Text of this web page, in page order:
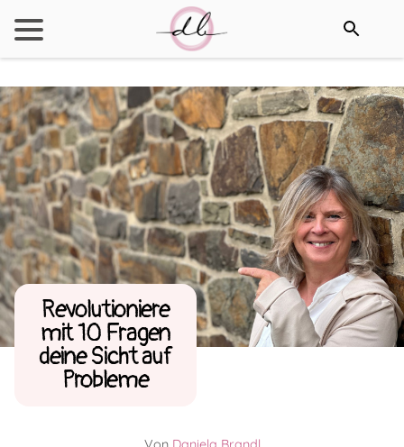
Revo­lutioniere
mit 10 Fragen
deine Sicht auf
Probleme